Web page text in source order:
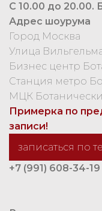
С 10.00 до 20.00.
Адрес шоурума
Город Москва
Улица
Бизнес центр
Станция метро
МЦК
Примерка по
записи!
записаться по
+7 (991) 608-34-19